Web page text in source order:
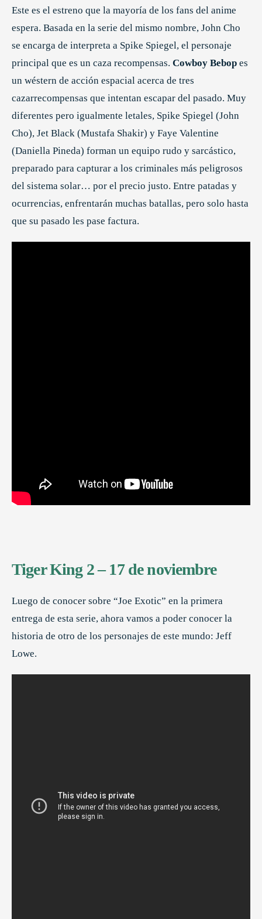
Este es el estreno que la mayoría de los fans del anime
espera. Basada en la serie del mismo nombre, John Cho
se encarga de interpreta a Spike Spiegel, el personaje
principal que es un caza recompensas. Cowboy Bebop es
un wéstern de acción espacial acerca de tres
cazarrecompensas que intentan escapar del pasado. Muy
diferentes pero igualmente letales, Spike Spiegel (John
Cho), Jet Black (Mustafa Shakir) y Faye Valentine
(Daniella Pineda) forman un equipo rudo y sarcástico,
preparado para capturar a los criminales más peligrosos
del sistema solar… por el precio justo. Entre patadas y
ocurrencias, enfrentarán muchas batallas, pero solo hasta
que su pasado les pase factura.
Tiger King 2 – 17 de noviembre
Luego de conocer sobre “Joe Exotic” en la primera
entrega de esta serie, ahora vamos a poder conocer la
historia de otro de los personajes de este mundo: Jeff
Lowe.